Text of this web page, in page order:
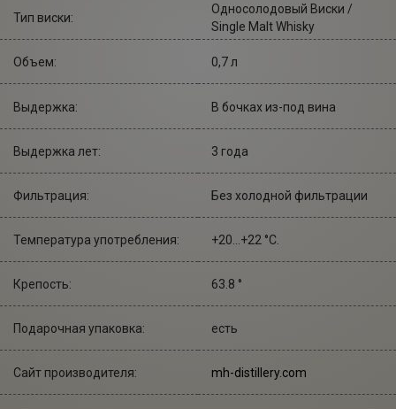
Тип виски:
Односолодовый Виски /
Single Malt Whisky
Объем: 0,7 л
Выдержка: В бочках из-под вина
Выдержка лет: 3 года
Фильтрация: Без холодной фильтрации
Температура употребления: +20...+22 °С.
Крепость: 63.8 °
Подарочная упаковка: есть
Сайт производителя: mh-distillery.com